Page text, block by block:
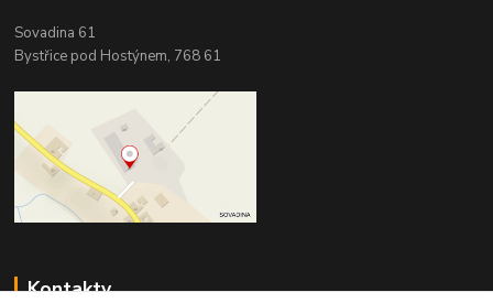
Sovadina 61
Bystřice pod Hostýnem, 768 61
Kontakty